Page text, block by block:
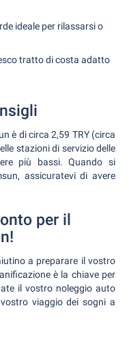
ideale per rilassarsi o
tratto di costa adatto
è di circa 2,59 TRY (circa
stazioni di servizio delle
più bassi. Quando si
assicuratevi di avere
per il
a preparare il vostro
è la chiave per
il vostro noleggio auto
viaggio dei sogni a